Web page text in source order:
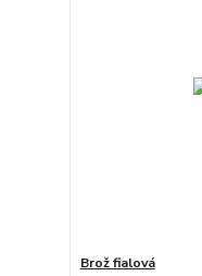
Brož fialová